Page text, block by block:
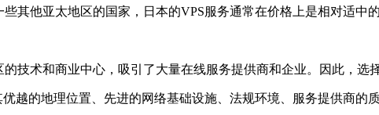
他亚太地区的国家，日本的VPS服务通常在价格上是相对适中
术和商业中心，吸引了大量在线服务提供商和企业。因此，选
的地理位置、先进的网络基础设施、法规环境、服务提供商的